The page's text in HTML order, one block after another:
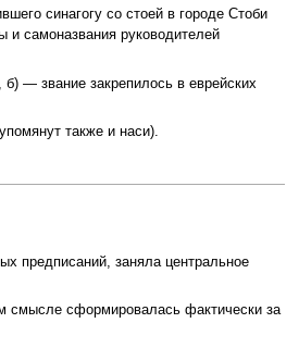
синагогу со стоей в городе Стоби
самоназвания руководителей
— звание закрепилось в еврейских
также и наси).
предписаний, заняла центральное
смысле сформировалась фактически за